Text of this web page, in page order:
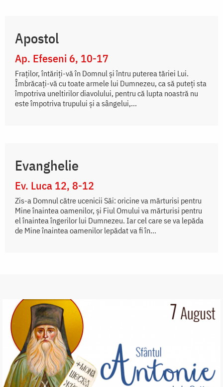
Apostol
Ap. Efeseni 6, 10-17
Fraților, întăriți-vă în Domnul și întru puterea tăriei Lui.
Îmbrăcați-vă cu toate armele lui Dumnezeu, ca să puteți sta
împotriva uneltirilor diavolului, pentru că lupta noastră nu
este împotriva trupului și a sângelui,...
Evanghelie
Ev. Luca 12, 8-12
Zis-a Domnul către ucenicii Săi: oricine va mărturisi pentru
Mine înaintea oamenilor, şi Fiul Omului va mărturisi pentru
el înaintea îngerilor lui Dumnezeu. Iar cel care se va lepăda
de Mine înaintea oamenilor lepădat va fi în...